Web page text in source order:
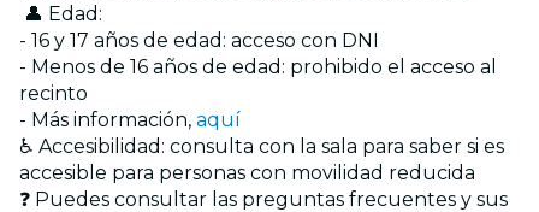
👤 Edad:
- 16 y 17 años de edad: acceso con DNI
- Menos de 16 años de edad: prohibido el acceso al
recinto
- Más información, aquí
♿ Accesibilidad: consulta con la sala para saber si es
accesible para personas con movilidad reducida
❓ Puedes consultar las preguntas frecuentes y sus